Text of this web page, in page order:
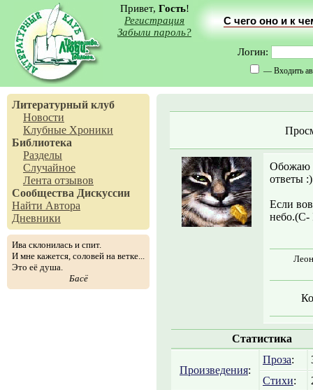
Привет, Гость!
Регистрация
Забыли пароль?
С чего оно и к
Логин:
— Входить
Литературный клуб
Новости
Клубные Хроники
Библиотека
Разделы
Случайное
Лента отзывов
Сообщества Дискуссии
Найти Автора
Дневники
Ива склонилась и спит.
И мне кажется, соловей на ветке...
Это её душа.
Басё
Обожаю
ответы :)
Если
небо.(С-
Статистика
Произведения:
Проза:
Стихи: